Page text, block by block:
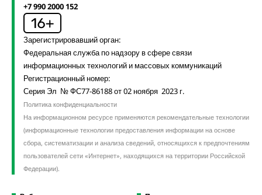
+7 990 2000 152
Зарегистрировавший орган:
Федеральная служба по надзору в сфере связи
информационных технологий и массовых коммуникаций
Регистрационный номер:
Серия Эл № ФС77-86188 от 02 ноября 2023 г.
Политика конфиденциальности
На информационном ресурсе применяются рекомендательные технологии
(информационные технологии предоставления информации на основе
сбора, систематизации и анализа сведений, относящихся к предпочтениям
пользователей сети «Интернет», находящихся на территории Российской
Федерации).